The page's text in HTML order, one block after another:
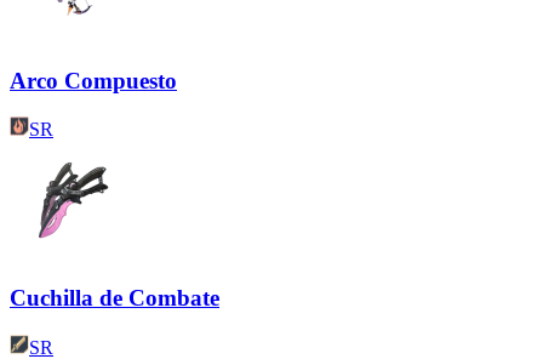
Arco Compuesto
SR
Cuchilla de Combate
SR